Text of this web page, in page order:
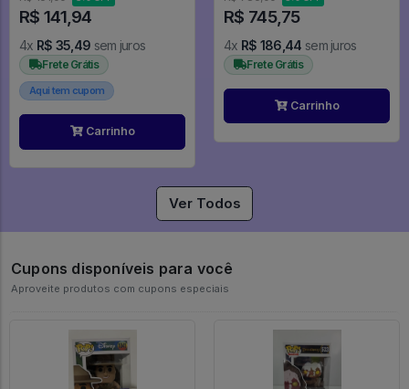
R$ 141,94
4x R$ 35,49 sem juros
Frete Grátis
Aqui tem cupom
Carrinho
R$ 745,75
4x R$ 186,44 sem juros
Frete Grátis
Carrinho
Ver Todos
Cupons disponíveis para você
Aproveite produtos com cupons especiais